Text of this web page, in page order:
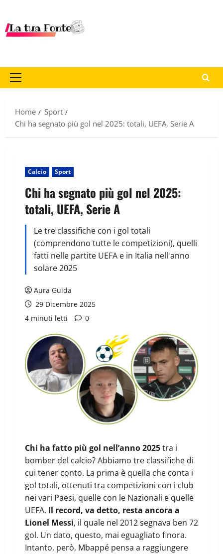
Home
Sport
Chi ha segnato più gol nel 2025: totali, UEFA, Serie A
Calcio Sport
Chi ha segnato più gol nel 2025:
totali, UEFA, Serie A
Le tre classifiche con i gol totali
(comprendono tutte le competizioni), quelli
fatti nelle partite UEFA e in Italia nell'anno
solare 2025
Aura Guida
29 Dicembre 2025
4 minuti letti
0
Chi ha fatto più gol nell’anno 2025tra i
bomber del calcio? Abbiamo tre classifiche di
cui tener conto. La prima è quella che conta i
gol totali, ottenuti tra competizioni con i club
nei vari Paesi, quelle con le Nazionali e quelle
UEFA. Il record, va detto, resta ancora a
Lionel Messi, il quale nel 2012 segnava ben 72
gol. Un dato, questo, mai eguagliato finora.
Intanto, però, Mbappé pensa a raggiungere